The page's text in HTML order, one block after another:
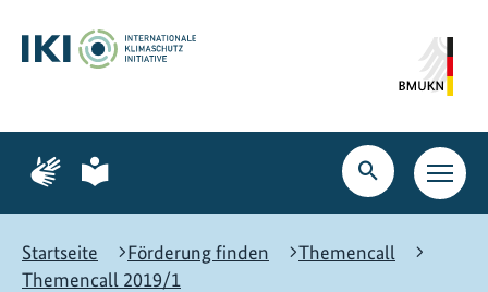
Hauptinhalt
springen
Suche
springen
Hauptnavigation
springen
Zur
Seite
Gebärdensprache
Zur
Seite
leichte
Suche
öffnen
Startseite
Förderung finden
Themencall
Themencall 2019/1